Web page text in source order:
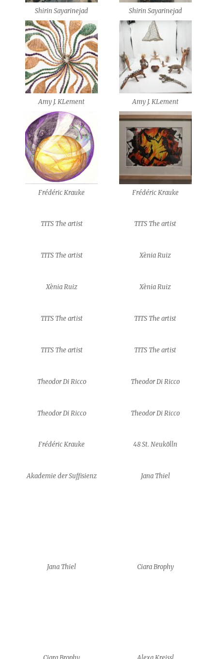
Shirin Sayarinejad Shirin Sayarinejad
Amy J. KLement Amy J. KLement
Frédéric Krauke Frédéric Krauke
TITS The artist TITS The artist
TITS The artist Xènia Ruiz
Xènia Ruiz Xènia Ruiz
TITS The artist TITS The artist
TITS The artist TITS The artist
Theodor Di Ricco Theodor Di Ricco
Theodor Di Ricco Theodor Di Ricco
Frédéric Krauke 48 St. Neukölln
Akademie der Suffisienz Jana Thiel
Jana Thiel Ciara Brophy